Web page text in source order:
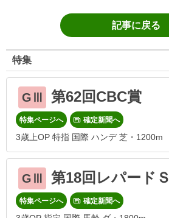
記事に戻る
特集
GⅢ 第62回CBC賞
特集ページへ 確定新聞へ
3歳上OP 特指 国際 ハンデ 芝・1200m
GⅢ 第18回レパードＳ
特集ページへ 確定新聞へ